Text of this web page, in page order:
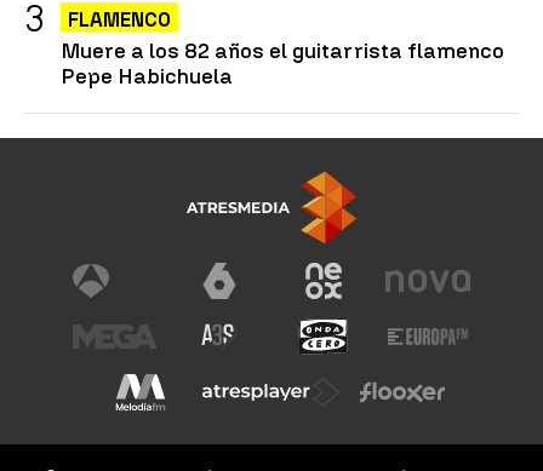
FLAMENCO
Muere a los 82 años el guitarrista flamenco
Pepe Habichuela